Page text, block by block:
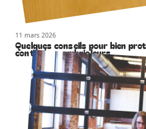
11 mars 2026
Quelques conseils pour bien
contre les cambrioleurs